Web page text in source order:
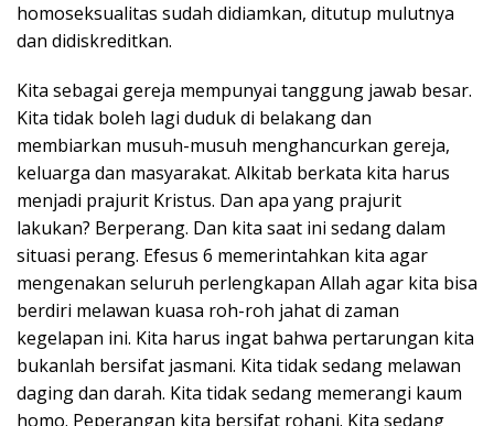
homoseksualitas sudah didiamkan, ditutup mulutnya
dan didiskreditkan.
Kita sebagai gereja mempunyai tanggung jawab besar.
Kita tidak boleh lagi duduk di belakang dan
membiarkan musuh-musuh menghancurkan gereja,
keluarga dan masyarakat. Alkitab berkata kita harus
menjadi prajurit Kristus. Dan apa yang prajurit
lakukan? Berperang. Dan kita saat ini sedang dalam
situasi perang. Efesus 6 memerintahkan kita agar
mengenakan seluruh perlengkapan Allah agar kita bisa
berdiri melawan kuasa roh-roh jahat di zaman
kegelapan ini. Kita harus ingat bahwa pertarungan kita
bukanlah bersifat jasmani. Kita tidak sedang melawan
daging dan darah. Kita tidak sedang memerangi kaum
homo. Peperangan kita bersifat rohani. Kita sedang